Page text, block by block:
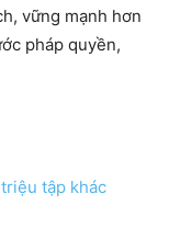
vững mạnh hơn
pháp quyền,
tập khác